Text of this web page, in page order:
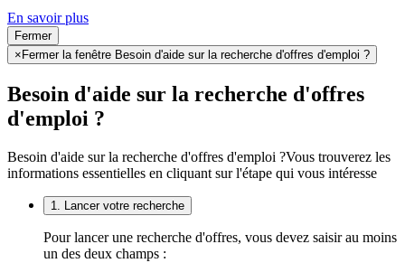
En savoir plus
Fermer
× Fermer la fenêtre Besoin d'aide sur la recherche d'offres d'emploi ?
Besoin d'aide sur la recherche d'offres
d'emploi ?
Besoin d'aide sur la recherche d'offres d'emploi ?Vous trouverez les
informations essentielles en cliquant sur l'étape qui vous intéresse
1. Lancer votre recherche
Pour lancer une recherche d'offres, vous devez saisir au moins
un des deux champs :